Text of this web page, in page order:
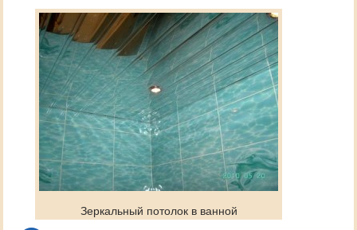
Зеркальный потолок в ванной